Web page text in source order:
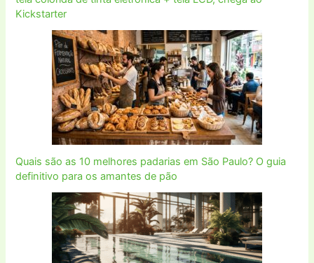
Kickstarter
Quais são as 10 melhores padarias em São Paulo? O guia
definitivo para os amantes de pão